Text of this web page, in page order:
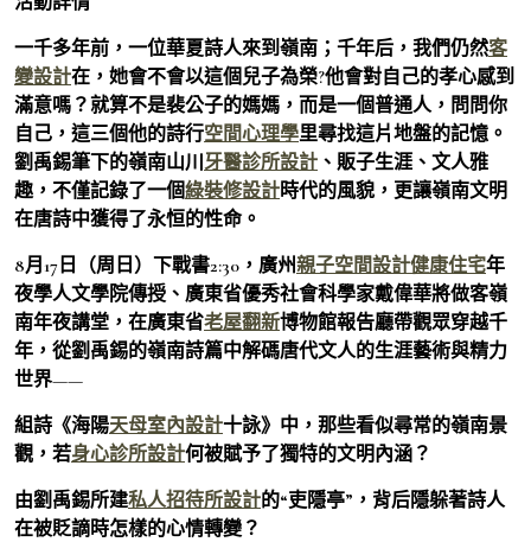
一千多年前，一位華夏詩人來到嶺南；千年后，我們仍然客
變設計在，她會不會以這個兒子為榮?他會對自己的孝心感到
滿意嗎？就算不是裴公子的媽媽，而是一個普通人，問問你
自己，這三個他的詩行空間心理學里尋找這片地盤的記憶。
劉禹錫筆下的嶺南山川牙醫診所設計 、販子生涯、文人雅
趣，不僅記錄了一個綠裝修設計時代的風貌，更讓嶺南文明
在唐詩中獲得了永恒的性命。
8月17日（周日）下戰書2:30，廣州親子空間設計健康住宅年
夜學人文學院傳授、廣東省優秀社會科學家戴偉華將做客嶺
南年夜講堂，在廣東省老屋翻新博物館報告廳帶觀眾穿越千
年，從劉禹錫的嶺南詩篇中解碼唐代文人的生涯藝術與精力
世界——
組詩《海陽天母室內設計十詠》中，那些看似尋常的嶺南景
觀，若身心診所設計何被賦予了獨特的文明內涵？
由劉禹錫所建私人招待所設計的“吏隱亭”，背后隱躲著詩人
在被貶謫時怎樣的心情轉變？